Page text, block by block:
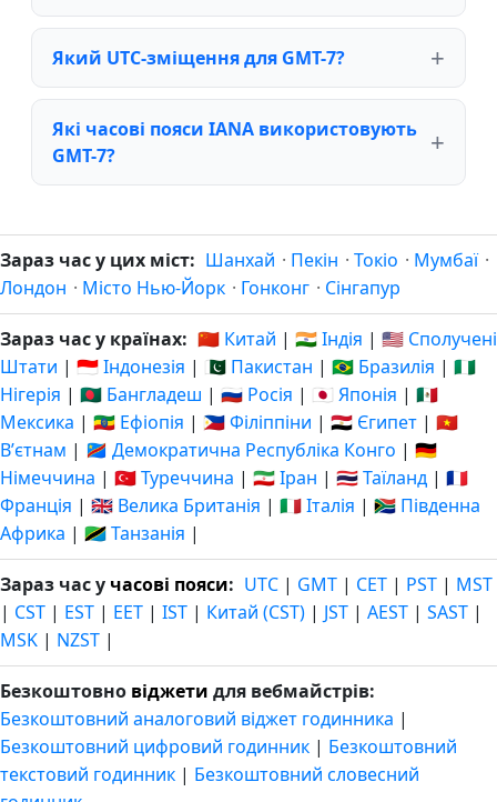
Який UTC-зміщення для GMT-7?
Які часові пояси IANA використовують
GMT-7?
Зараз час у цих міст: Шанхай · Пекін · Токіо · Мумбаї ·
Лондон · Місто Нью-Йорк · Гонконг · Сінгапур
Зараз час у країнах: 🇨🇳 Китай | 🇮🇳 Індія | 🇺🇸 Сполучені
Штати | 🇮🇩 Індонезія | 🇵🇰 Пакистан | 🇧🇷 Бразилія | 🇳🇬
Нігерія | 🇧🇩 Бангладеш | 🇷🇺 Росія | 🇯🇵 Японія | 🇲🇽
Мексика | 🇪🇹 Ефіопія | 🇵🇭 Філіппіни | 🇪🇬 Єгипет | 🇻🇳
Вʼєтнам | 🇨🇩 Демократична Республіка Конго | 🇩🇪
Німеччина | 🇹🇷 Туреччина | 🇮🇷 Іран | 🇹🇭 Таїланд | 🇫🇷
Франція | 🇬🇧 Велика Британія | 🇮🇹 Італія | 🇿🇦 Південна
Африка | 🇹🇿 Танзанія |
Зараз час у часові пояси: UTC | GMT | CET | PST | MST
| CST | EST | EET | IST | Китай (CST) | JST | AEST | SAST |
MSK | NZST |
Безкоштовно віджети для вебмайстрів:
Безкоштовний аналоговий віджет годинника |
Безкоштовний цифровий годинник | Безкоштовний
текстовий годинник | Безкоштовний словесний